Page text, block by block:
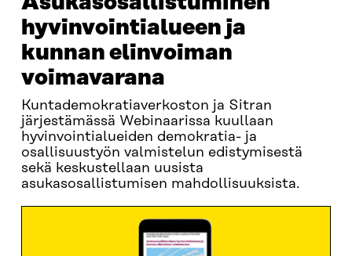
hyvinvointialueen ja
kunnan elinvoiman
voimavarana
Kuntademokratiaverkoston ja Sitran
järjestämässä Webinaarissa kuullaan
hyvinvointialueiden demokratia- ja
osallisuustyön valmistelun edistymisestä
sekä keskustellaan uusista
asukasosallistumisen mahdollisuuksista.